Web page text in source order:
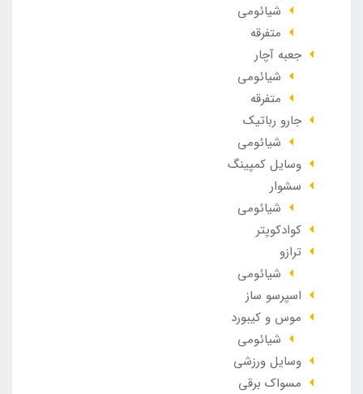
شیائومی
متفرقه
جعبه آچار
شیائومی
متفرقه
جارو رباتیک
شیائومی
وسایل کمپینگ
سشوار
شیائومی
کوادکوپتر
ترازو
شیائومی
اسپرسو ساز
موس و کیبورد
شیائومی
وسایل ورزشی
مسواک برقی